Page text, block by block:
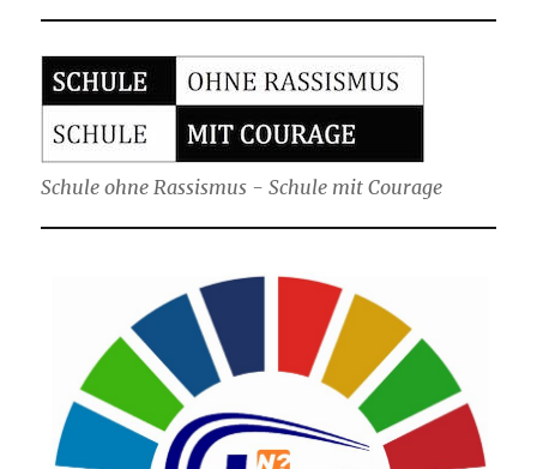
Schule ohne Rassismus - Schule mit Courage